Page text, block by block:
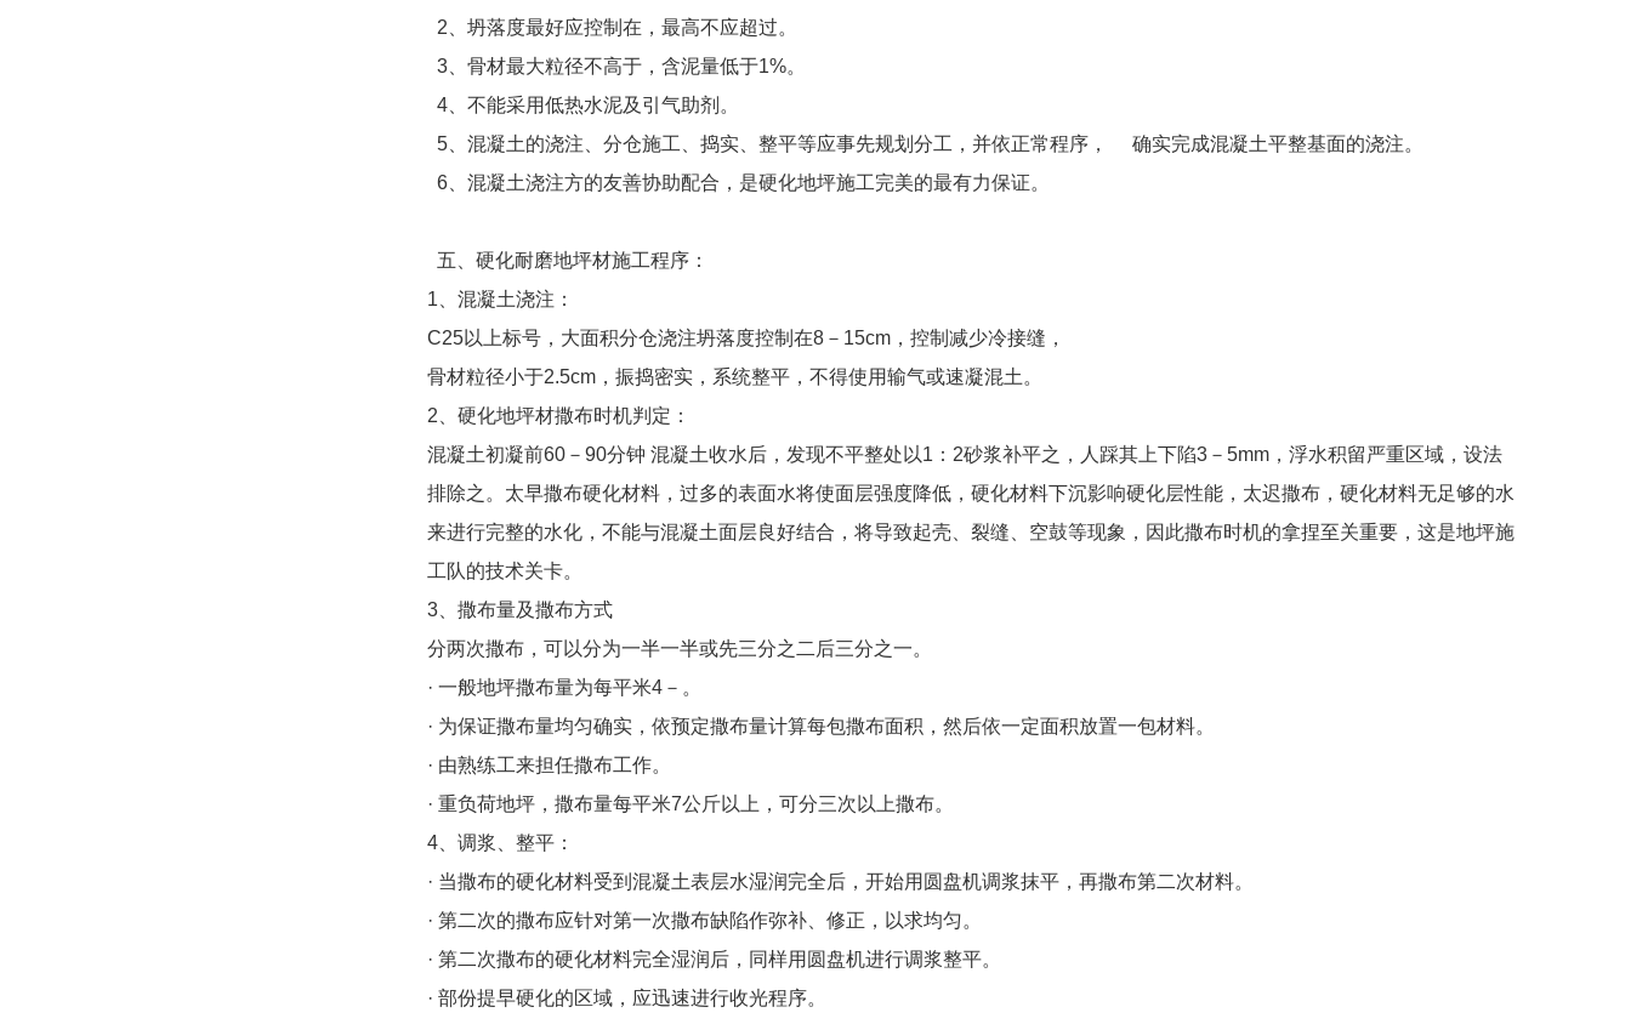
2、坍落度最好应控制在，最高不应超过。
3、骨材最大粒径不高于，含泥量低于1%。
4、不能采用低热水泥及引气助剂。
5、混凝土的浇注、分仓施工、捣实、整平等应事先规划分工，并依正常程序，
确实完成混凝土平整基面的浇注。
6、混凝土浇注方的友善协助配合，是硬化地坪施工完美的最有力保证。
五、 硬化耐磨地坪材施工程序：
1 、混凝土浇注：
C25以上标号，大面积分仓浇注坍落度控制在8 － 15cm ，控制减少冷接缝，
骨材粒径小于2.5cm ，振捣密实，系统整平，不得使用输气或速凝混土。
2、硬化地坪材撒布时机判定：
混凝土初凝前60 － 90分钟 混凝土收水后，发现不平整处以1 ： 2砂浆补平之，人踩其上下陷3 － 5mm ，浮水积留严重区域，设法
排除之。太早撒布硬化材料，过多的表面水将使面层强度降低，硬化材料下沉影响硬化层性能，太迟撒布，硬化材料无足够的水
来进行完整的水化，不能与混凝土面层良好结合，将导致起壳、裂缝、空鼓等现象，因此撒布时机的拿捏至关重要，这是地坪施
工队的技术关卡。
3、撒布量及撒布方式
分两次撒布，可以分为一半一半或先三分之二后三分之一。
· 一般地坪撒布量为每平米4 －。
· 为保证撒布量均匀确实，依预定撒布量计算每包撒布面积，然后依一定面积放置一包材料。
· 由熟练工来担任撒布工作。
· 重负荷地坪，撒布量每平米7公斤以上，可分三次以上撒布。
4、调浆、整平：
· 当撒布的硬化材料受到混凝土表层水湿润完全后，开始用圆盘机调浆抹平，再撒布第二次材料。
· 第二次的撒布应针对第一次撒布缺陷作弥补、修正，以求均匀。
· 第二次撒布的硬化材料完全湿润后，同样用圆盘机进行调浆整平。
· 部份提早硬化的区域，应迅速进行收光程序。